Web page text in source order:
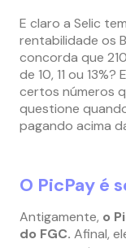
E claro a Selic
rentabilidade os
concorda que
de 10, 11 ou
certos números
questione
pagando acima
O PicPay é
Antigamente, o
do FGC. Afinal,